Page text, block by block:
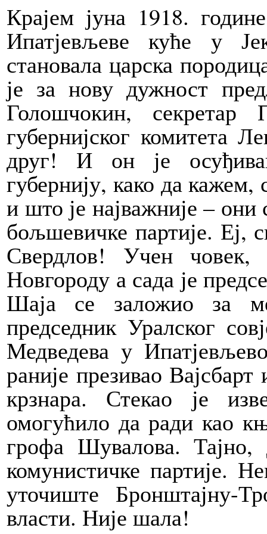
Крајем јуна 1918.
Ипатјевљеве куће у
становала царска
је за нову дужност
Голошчокин, секретар
губернијског комитета
друг! И он је
губернију, како да
и што је најважније –
бољшевичке партије. Еј,
Свердлов! Учен
Новгороду а сада је
Шаја се заложио за
председник Уралског
Медведева у
раније презивао
крзнара. Стекао је
омогућило да ради као
грофа Шувалова.
комунистичке партије.
уточиште Бронштајну-
власти. Није шала!